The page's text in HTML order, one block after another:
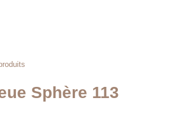
Sphère 113